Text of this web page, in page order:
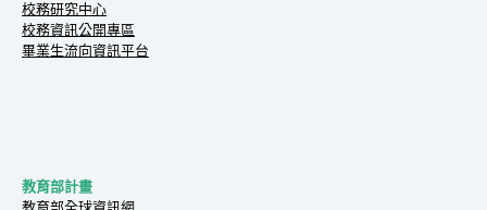
校務研究中心
校務資訊公開專區
畢業生流向資訊平台
教育部計畫